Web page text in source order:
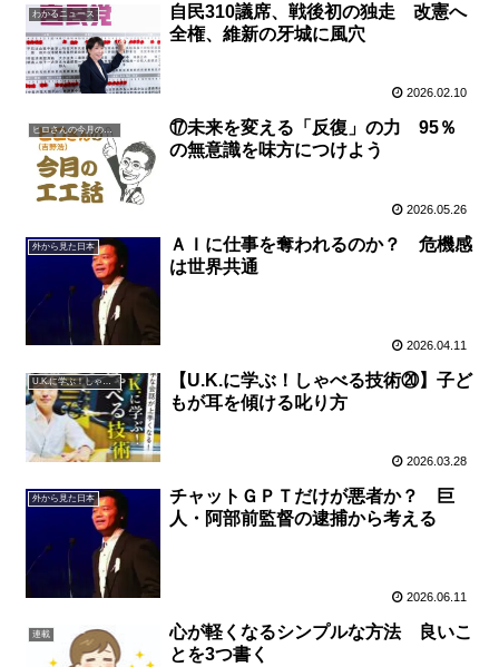
わかるニュース
自民310議席、戦後初の独走 改憲へ
全権、維新の牙城に風穴
2026.02.10
ヒロさんの今月の一言
⑰未来を変える「反復」の力 95％
の無意識を味方につけよう
2026.05.26
外から見た日本
ＡＩに仕事を奪われるのか？ 危機感
は世界共通
2026.04.11
U.K.に学ぶ！しゃべる技術
【U.K.に学ぶ！しゃべる技術⑳】子ど
もが耳を傾ける叱り方
2026.03.28
外から見た日本
チャットＧＰＴだけが悪者か？ 巨
人・阿部前監督の逮捕から考える
2026.06.11
連載
心が軽くなるシンプルな方法 良いこ
とを3つ書く